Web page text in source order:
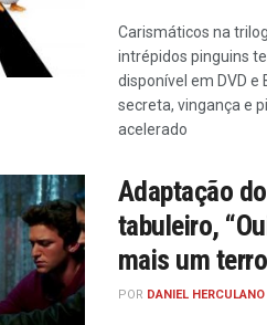
Carismáticos na
intrépidos pinguins
disponível em DVD e
secreta, vingança e
acelerado
Adaptação
tabuleiro,
mais um
POR DANIEL HERCULANO